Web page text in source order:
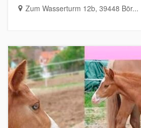
Zum Wasserturm 12b, 39448 Bör...